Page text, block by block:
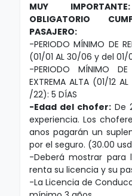
MUY
OBLIGATORIO
PASAJERO:
-PERIODO MÍNIMO DE
(01/01 AL 30/06 y del 01/
-PERIODO MÍNIMO
EXTREMA ALTA (01/12
/22): 5 DÍAS
-Edad del chofer:De
experiencia. Los
anos pagarán un
por el seguro. (30.00
-Deberá mostrar
renta su licencia y su
-La Licencia de